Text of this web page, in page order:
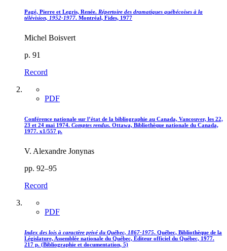
Pagé, Pierre et Legris, Renée. Répertoire des dramatiques québécoises à la
télévision, 1952-1977. Montréal, Fides, 1977
Michel Boisvert
p. 91
Record
PDF
Conférence nationale sur l’état de la bibliographie au Canada, Vancouver, les 22,
23 et 24 mai 1974. Comptes rendus. Ottawa, Bibliothèque nationale du Canada,
1977. x1/557 p.
V. Alexandre Jonynas
pp. 92–95
Record
PDF
Index des lois à caractère privé du Québec, 1867-1975. Québec, Bibliothèque de la
Législature, Assemblée nationale du Québec, Éditeur officiel du Québec, 1977.
217 p. (Bibliographie et documentation, 5)